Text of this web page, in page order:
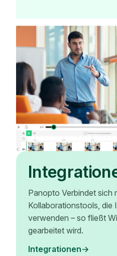
Panopto Verbindet sich
Kollaborationstools, die
verwenden – so fließt
gearbeitet wird.
Integrationen